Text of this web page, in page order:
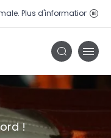
Plus d'informations sur
Bouton
de
recherche
!